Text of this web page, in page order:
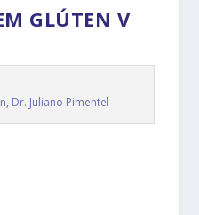
GLÚTEN V
Dr. Juliano Pimentel